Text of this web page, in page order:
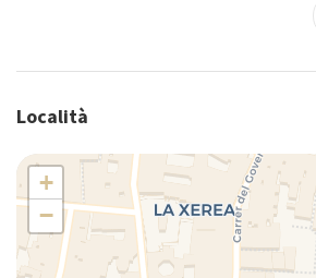
Seggiolone portatile (su richiesta)
Tavolo e sedie
Toaster
TV
Utensili
Località
+
−